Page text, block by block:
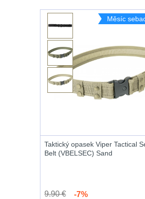
Měsíc
Taktický opasek Viper Tactical
Belt (VBELSEC) Sand
9.90 €-7%